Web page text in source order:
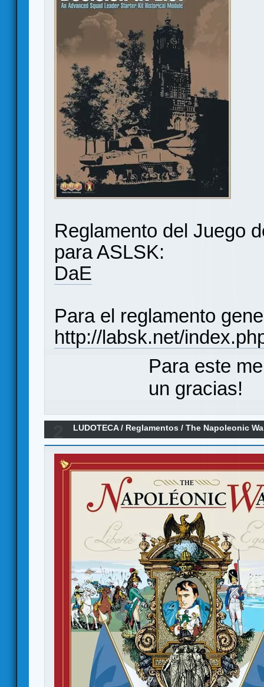
Reglamento del Juego
para ASLSK:
DaE
Para el reglamento
http://labsk.net/
Para este
un gracias!
LUDOTECA/ Reglamentos /The Napoleonic
(Reglamento)